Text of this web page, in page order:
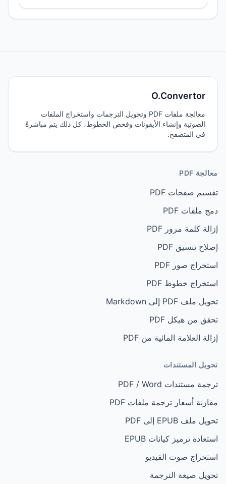
O.Convertor
معالجة ملفات PDF وتحويل الترجمات واستخراج الملفات
الصوتية وإنشاء الأيقونات وفحص الخطوط، كل ذلك يتم مباشرةً
في المتصفح.
معالجة PDF
تقسيم صفحات PDF
دمج ملفات PDF
إزالة كلمة مرور PDF
إصلاح تنسيق PDF
استخراج صور PDF
استخراج خطوط PDF
تحويل ملف PDF إلى Markdown
تحقق من هيكل PDF
إزالة العلامة المائية من PDF
تحويل المستندات
ترجمة مستندات PDF / Word
مقارنة أسعار ترجمة ملفات PDF
تحويل ملف EPUB إلى PDF
استعادة ترميز كيانات EPUB
استخراج صوت الفيديو
تحويل صيغة الترجمة